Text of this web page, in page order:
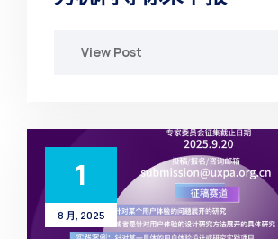
View Post
1
8 月, 2025